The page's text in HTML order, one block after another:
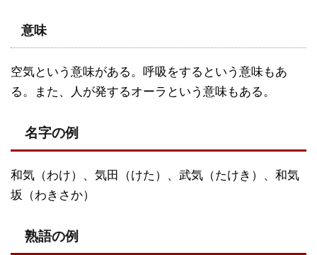
意味
空気という意味がある。呼吸をするという意味もあ
る。また、人が発するオーラという意味もある。
名字の例
和気（わけ）、気田（けた）、武気（たけき）、和気
坂（わきさか）
熟語の例